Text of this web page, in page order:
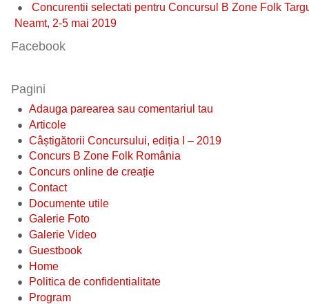
Concurentii selectati pentru Concursul B Zone Folk
Neamt, 2-5 mai 2019
Facebook
Pagini
Adauga parearea sau comentariul tau
Articole
Câștigătorii Concursului, ediția I – 2019
Concurs B Zone Folk România
Concurs online de creație
Contact
Documente utile
Galerie Foto
Galerie Video
Guestbook
Home
Politica de confidentialitate
Program